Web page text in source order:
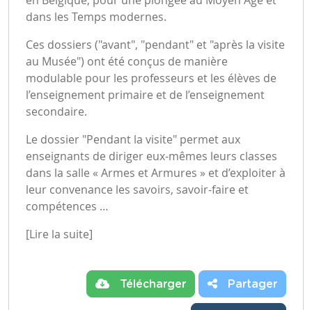
dans les Temps modernes.
Ces dossiers ("avant", "pendant" et "après la visite
au Musée") ont été conçus de manière
modulable pour les professeurs et les élèves de
l’enseignement primaire et de l’enseignement
secondaire.
Le dossier "Pendant la visite" permet aux
enseignants de diriger eux-mêmes leurs classes
dans la salle « Armes et Armures » et d’exploiter à
leur convenance les savoirs, savoir-faire et
compétences …
[Lire la suite]
Télécharger Partager